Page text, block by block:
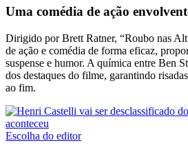
Uma comédia de ação
Dirigido por Brett Ratner, “Roubo nas
de ação e comédia de forma eficaz,
suspense e humor. A química entre Ben
dos destaques do filme, garantindo
ao fim.
Escolha do editor